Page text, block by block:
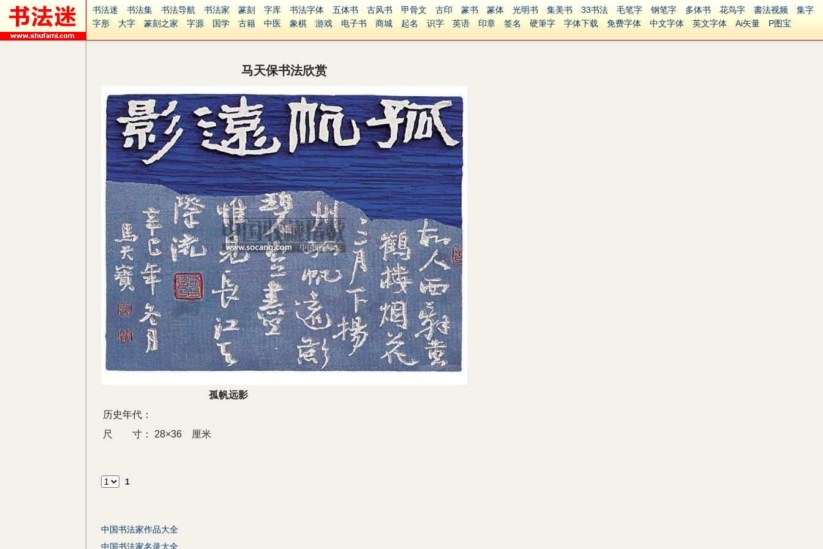
书法迷 书法集 书法导航 书法家 篆刻 字库 书法字体 五体书 古风书 甲骨文 古印 篆书 篆体 光明书 集美书 33书法 毛笔字 钢笔字 多体书 花鸟字 書法视频
集字
字形
大字 篆刻之家 字源 国学 古籍 中医 象棋 游戏 电子书 商城 起名 识字 英语 印章 签名 硬筆字 字体下载 免费字体 中文字体 英文字体 Ai矢量
P图宝
马天保书法欣赏
孤帆远影
历史年代：
尺 寸：
28×36 厘米
1
中国书法家作品大全
中国书法家名录大全